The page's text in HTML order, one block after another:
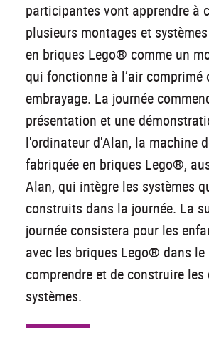
participantes vont apprendre à
plusieurs montages et
en briques Lego® comme un
qui fonctionne à l’air comprimé
embrayage. La journée
présentation et une
l'ordinateur d'Alan, la machine
fabriquée en briques Lego®,
Alan, qui intègre les systèmes
construits dans la journée. La
journée consistera pour les
avec les briques Lego® dans le
comprendre et de construire
systèmes.